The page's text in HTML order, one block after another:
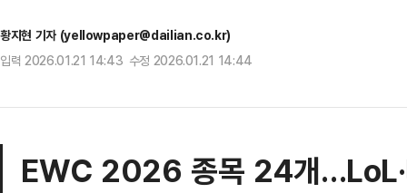
황지현 기자 (yellowpaper@dailian.co.kr)
입력 2026.01.21 14:43 수정 2026.01.21 14:44
EWC 2026 종목 24개…LoL·